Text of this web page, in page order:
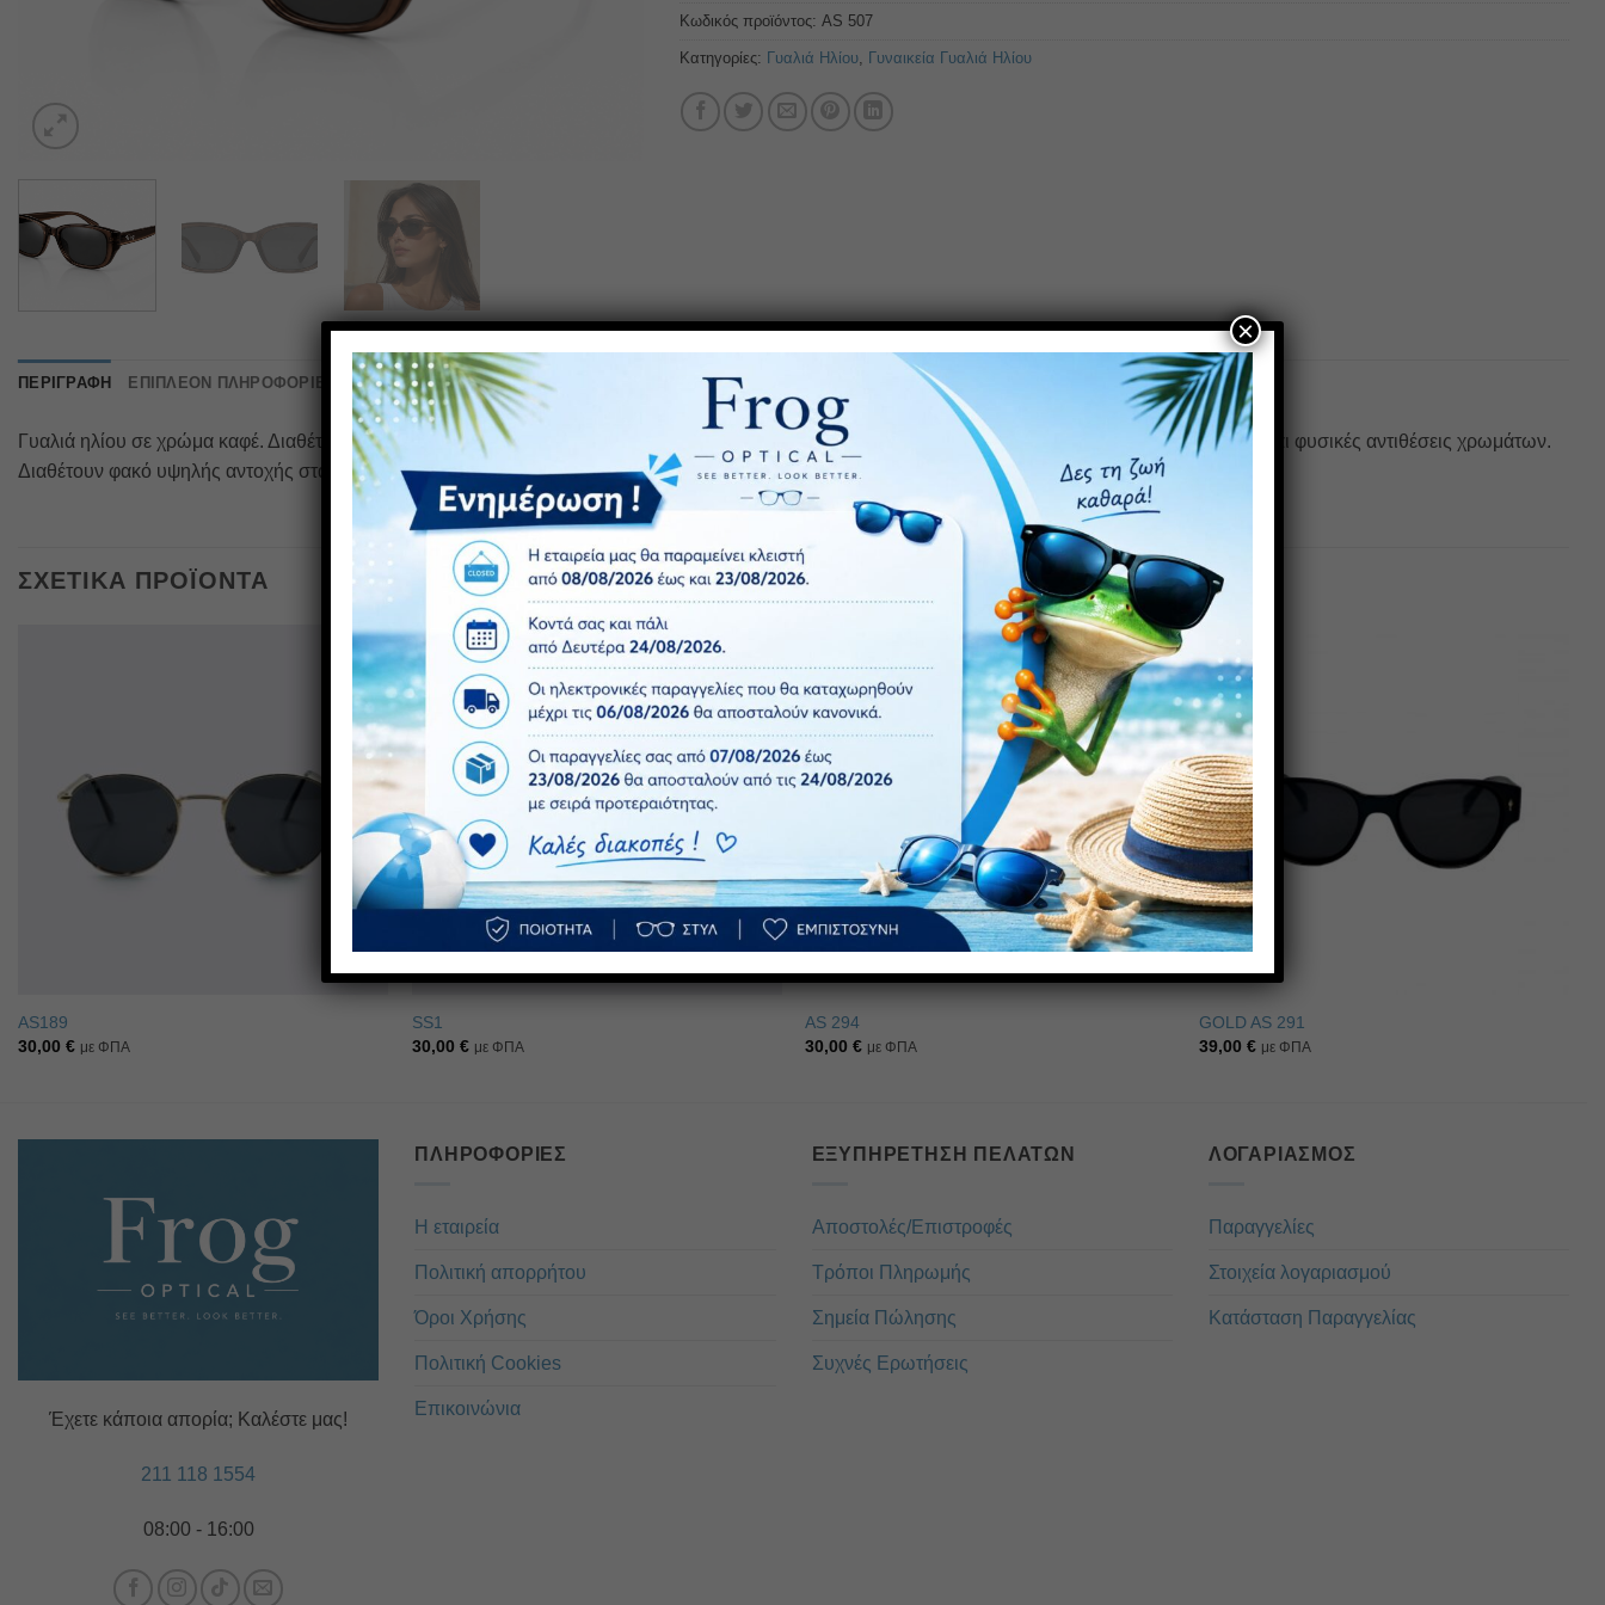
Κωδικός προϊόντος: AS 507
Κατηγορίες: Γυαλιά Ηλίου, Γυναικεία Γυαλιά Ηλίου
ΠΕΡΙΓΡΑΦΉ ΕΠΙΠΛΈΟΝ ΠΛΗΡΟΦΟΡΊΕΣ ΑΞΙΟΛΟΓΉΣΕΙΣ (0)
Γυαλιά ηλίου σε χρώμα καφέ. Διαθέτει προστασία UV 400 και Polarized φακό. Πολωτικά γυαλιά ηλιου: προσφέρουν μια εικόνα χωρίς αντανακλάσεις και φυσικές αντιθέσεις χρωμάτων.
Διαθέτουν φακό υψηλής αντοχής στα χτυπήματα που παρέχει απόλυτη άνεση, χάρη στην ευελιξία και το χαμηλό του βάρος.
ΣΧΕΤΙΚΆ ΠΡΟΪΌΝΤΑ
Πρόσθήκη
στην λίστα
επιθυμιών
AS189
30,00 € με ΦΠΑ
Πρόσθήκη
στην λίστα
SS1
30,00 € με ΦΠΑ
Πρόσθήκη
στην λίστα
επιθυμιών
AS 294
30,00€ με ΦΠΑ
GOLD AS 291
39,00€ με ΦΠΑ
Έχετε κάποια απορία; Καλέστε μας!
211 118 1554
08:00 - 16:00
ΠΛΗΡΟΦΟΡΊΕΣ
Η εταιρεία
Πολιτική απορρήτου
Όροι Χρήσης
Πολιτική Cookies
Επικοινώνια
ΕΞΥΠΗΡΈΤΗΣΗ ΠΕΛΑΤΏΝ
Αποστολές/Επιστροφές
Τρόποι Πληρωμής
Σημεία Πώλησης
Συχνές Ερωτήσεις
ΛΟΓΑΡΙΑΣΜΌΣ
Παραγγελίες
Στοιχεία λογαριασμού
Κατάσταση Παραγγελίας
×